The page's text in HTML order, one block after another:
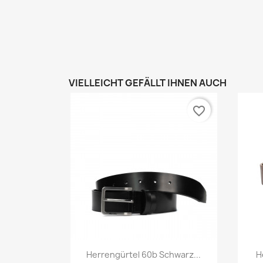
VIELLEICHT GEFÄLLT IHNEN AUCH
Vorschau
Herrengürtel 60b Schwarz...
favorite_border